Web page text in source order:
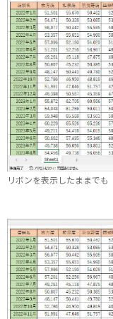
リボンを表示したままで